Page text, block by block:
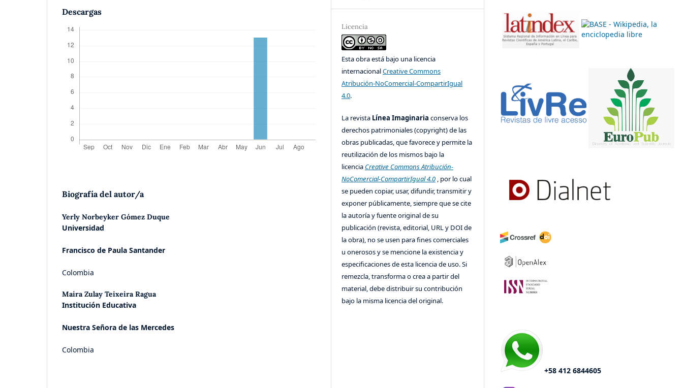
Descargas
Biografía del autor/a
Yerly Norbeyker Gómez Duque
Universidad
Francisco de Paula Santander
Colombia
Maira Zulay Teixeira Ragua
Institución Educativa
Nuestra Señora de las Mercedes
Colombia
Licencia
Esta obra está bajo una licencia
internacionalCreative Commons
Atribución-NoComercial-CompartirIgual
4.0.
La revista Línea Imaginariaconserva los
derechos patrimoniales (copyright) de las
obras publicadas, que favorece y permite la
reutilización de los mismos bajo la
licencia Creative Commons Atribución-
NoComercial-CompartirIgual 4.0 , por lo cual
se pueden copiar, usar, difundir, transmitir y
exponer públicamente, siempre que se cite
la autoría y fuente original de su
publicación (revista, editorial, URL y DOI de
la obra), no se usen para fines comerciales
u onerosos y se mencione la existencia y
especificaciones de esta licencia de uso. Si
remezcla, transforma o crea a partir del
material, debe distribuir su contribución
bajo la misma licencia del original.
+58 412 6844605